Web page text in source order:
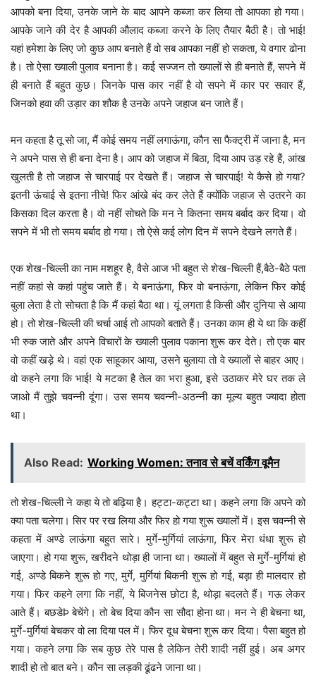
आपको बना दिया, उनके जाने के बाद आपने कब्जा कर लिया तो आपका हो गया।
आपके जाने की देर है आपकी औलाद कब्जा करने के लिए तैयार बैठी है। तो भाई!
यहां हमेशा के लिए जो कुछ आप बनाते हैं वो सब आपका नहीं हो सकता, ये वगार ढोना
है। तो ऐसा ख्याली पुलाव बनाना है। कई सज्जन तो ख्यालों से ही बनाते हैं, सपने में
ही बनाते हैं बहुत कुछ। जिनके पास कार नहीं है वो सपने में कार पर सवार हैं,
जिनको हवा की उड़ार का शौक है उनके अपने जहाज बन जाते हैं।
मन कहता है तू सो जा, मैं कोई समय नहीं लगाऊंगा, कौन सा फैक्ट्री में जाना है, मन
ने अपने पास से ही बना देना है। आप को जहाज में बिठा, दिया आप उड़ रहे हैं, आंख
खुलती है तो जहाज से चारपाई पर देखते हैं। जहाज से चारपाई! ये कैसे हो गया?
इतनी ऊंचाई से इतना नीचे! फिर आंखे बंद कर लेते हैं क्योंकि जहाज से उतरने का
किसका दिल करता है। वो नहीं सोचते कि मन ने कितना समय बर्बाद कर दिया। वो
सपने में भी तो समय बर्बाद हो गया। तो ऐसे कई लोग दिन में सपने देखने लगते हैं।
एक शेख-चिल्ली का नाम मशहूर है, वैसे आज भी बहुत से शेख-चिल्ली हैं,बैठे-बैठे पता
नहीं कहां से कहां पहुंच जाते हैं। ये बनाऊंगा, फिर वो बनाऊंगा, लेकिन फिर कोई
बुला लेता है तो सोचता है कि मैं कहां बैठा था। यूं लगता है किसी और दुनिया से आया
हो। तो शेख-चिल्ली की चर्चा आई तो आपको बताते हैं। उनका काम ही ये था कि कहीं
भी रुक जाते और अपने विचारों के ख्याली पुलाव पकाना शुरू कर देते। तो एक बार
वो कहीं खड़े थे। वहां एक साहूकार आया, उसने बुलाया तो वे ख्यालों से बाहर आए।
वो कहने लगा कि भाई! ये मटका है तेल का भरा हुआ, इसे उठाकर मेरे घर तक ले
जाओ मैं तुझे चवन्नी दूंगा। उस समय चवन्नी-अठन्नी का मूल्य बहुत ज्यादा होता
था।
Also Read: Working Women: तनाव से बचें वर्किंग वूमैन
तो शेख-चिल्ली ने कहा ये तो बढ़िया है। हट्टा-कट्टा था। कहने लगा कि अपने को
क्या पता चलेगा। सिर पर रख लिया और फिर हो गया शुरू ख्यालों में। इस चवन्नी से
कहता में अण्डे लाऊंगा बहुत सारे। मुर्गे-मुर्गियां लाऊंगा, फिर मेरा धंधा शुरू हो
जाएगा। हो गया शुरू, खरीदने थोड़ा ही जाना था। ख्यालों में बहुत से मुर्गे-मुर्गियां हो
गई, अण्डे बिकने शुरू हो गए, मुर्गे, मुर्गियां बिकनी शुरू हो गई, बड़ा ही मालदार हो
गया। फिर कहने लगा कि नहीं, ये बिजनेस छोटा है, थोड़ा बदलते हैं। गऊ लेकर
आते हैं। बछडेÞ बेचेंगे। तो बेच दिया कौन सा सौदा होना था। मन ने ही बेचना था,
मुर्गे-मुर्गियां बेचकर वो ला दिया पल में। फिर दूध बेचना शुरू कर दिया। पैसा बहुत हो
गया। कहने लगा कि सब कुछ तेरे पास है लेकिन तेरी शादी नहीं हुई। अब अगर
शादी हो तो बात बने। कौन सा लड़की ढूंढने जाना था।